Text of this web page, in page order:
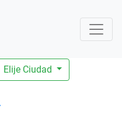
Elije Ciudad